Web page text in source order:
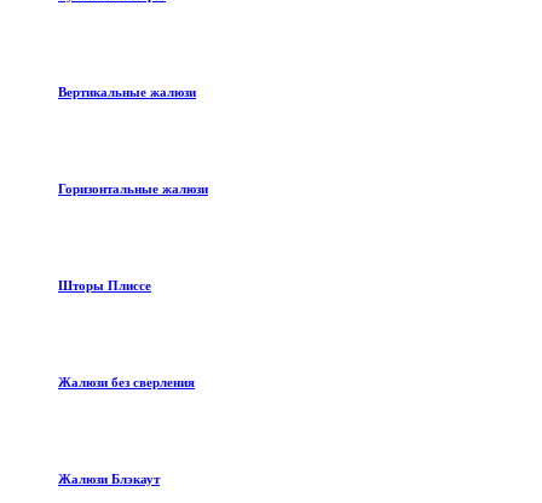
Вертикальные жалюзи
Горизонтальные жалюзи
Шторы Плиссе
Жалюзи без сверления
Жалюзи Блэкаут